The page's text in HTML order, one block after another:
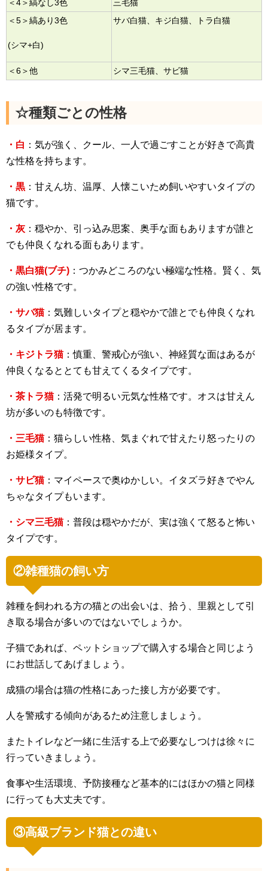
＜4＞縞なし3色
三毛猫
＜5＞縞あり3色
(シマ+白)
サバ白猫、キジ白猫、トラ白猫
＜6＞他 シマ三毛猫、サビ猫
☆種類ごとの性格
・白 ：気が強く、クール、一人で過ごすことが好きで高貴
な性格を持ちます。
・黒 ：甘えん坊、温厚、人懐こいため飼いやすいタイプの
猫です。
・灰 ：穏やか、引っ込み思案、奥手な面もありますが誰と
でも仲良くなれる面もあります。
・黒白猫(ブチ) ：つかみどころのない極端な性格。賢く、気
の強い性格です。
・サバ猫：気難しいタイプと穏やかで誰とでも仲良くなれ
るタイプが居ます。
・キジトラ猫：慎重、警戒心が強い、神経質な面はあるが
仲良くなるととても甘えてくるタイプです。
・茶トラ猫：活発で明るい元気な性格です。オスは甘えん
坊が多いのも特徴です。
・三毛猫：猫らしい性格、気まぐれで甘えたり怒ったりの
お姫様タイプ。
・サビ猫：マイペースで奥ゆかしい。イタズラ好きでやん
ちゃなタイプもいます。
・シマ三毛猫：普段は穏やかだが、実は強くて怒ると怖い
タイプです。
②雑種猫の飼い方
雑種を飼われる方の猫との出会いは、拾う、里親として引
き取る場合が多いのではないでしょうか。
子猫であれば、ペットショップで購入する場合と同じよう
にお世話してあげましょう。
成猫の場合は猫の性格にあった接し方が必要です。
人を警戒する傾向があるため注意しましょう。
またトイレなど一緒に生活する上で必要なしつけは徐々に
行っていきましょう。
食事や生活環境、予防接種など基本的にはほかの猫と同様
に行っても大丈夫です。
③高級ブランド猫との違い